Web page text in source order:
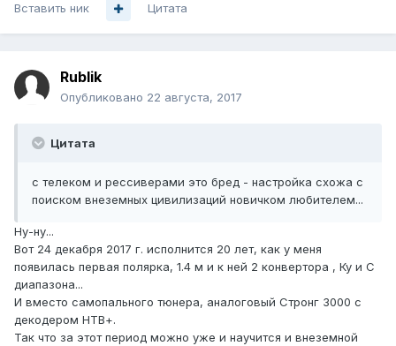
Вставить ник Цитата
Rublik
Опубликовано 22 августа, 2017
Цитата
с телеком и рессиверами это бред - настройка схожа с
поиском внеземных цивилизаций новичком любителем...
Ну-ну...
Вот 24 декабря 2017 г. исполнится 20 лет, как у меня
появилась первая полярка, 1.4 м и к ней 2 конвертора , Ку и С
диапазона...
И вместо самопального тюнера, аналоговый Стронг 3000 с
декодером НТВ+.
Так что за этот период можно уже и научится и внеземной